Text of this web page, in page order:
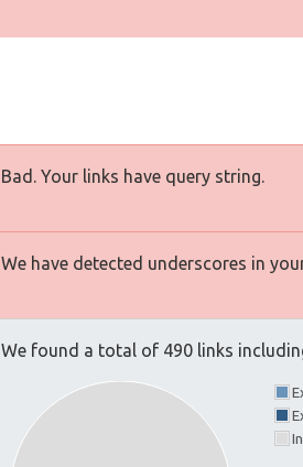
Bad. Your links have query string.
We have detected underscores in
We found a total of 490 links